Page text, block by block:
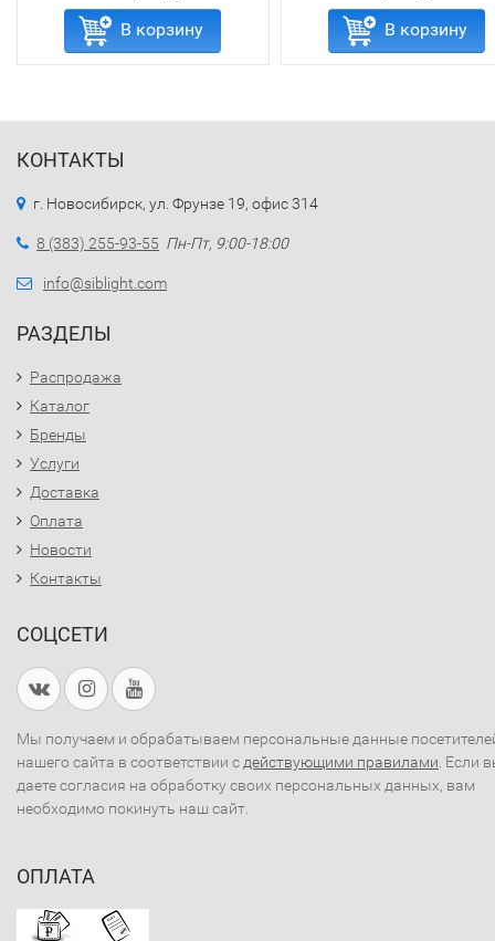
В корзину В корзину
КОНТАКТЫ
г. Новосибирск, ул. Фрунзе 19, офис 314
8 (383) 255-93-55 Пн-Пт, 9:00-18:00
info@siblight.com
РАЗДЕЛЫ
Распродажа
Каталог
Бренды
Услуги
Доставка
Оплата
Новости
Контакты
СОЦСЕТИ
Мы получаем и обрабатываем персональные данные
нашего сайта в соответствии с действующими правилами . Если
даете согласия на обработку своих персональных данных, вам
необходимо покинуть наш сайт.
ОПЛАТА